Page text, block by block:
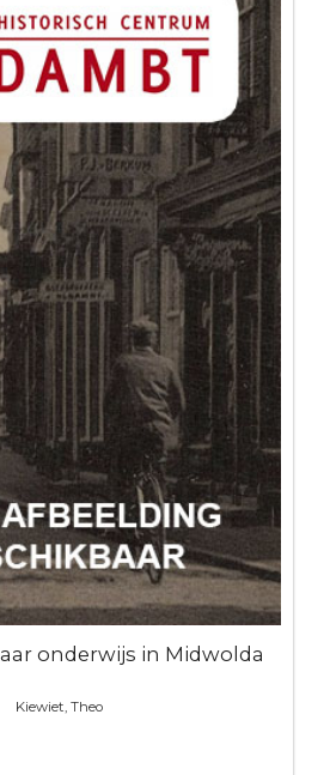
onderwijs in Midwolda
Kiewiet, Theo